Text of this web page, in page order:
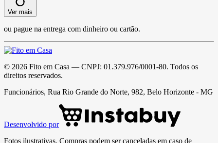
Ver mais
ou pague na entrega com dinheiro ou cartão.
© 2026 Fito em Casa — CNPJ: 01.379.976/0001-80. Todos os
direitos reservados.
Funcionários, Rua Rio Grande do Norte, 982, Belo Horizonte - MG
Desenvolvido por
Fotos ilustrativas. Compras podem ser canceladas em caso de